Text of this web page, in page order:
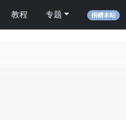
教程 专题 捐赠本站